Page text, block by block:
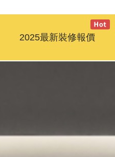
2025最新裝修報價